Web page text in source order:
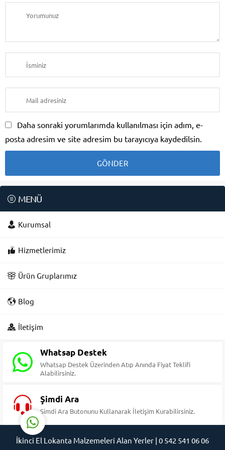
Daha sonraki yorumlarımda kullanılması için adım, e-
posta adresim ve site adresim bu tarayıcıya kaydedilsin.
MENÜ
Kurumsal
Hizmetlerimiz
Ürün Gruplarımız
Blog
İletişim
Whatsap Destek
Whatsap Destek Üzerinden Atıp Anında Fiyat Teklifi
Alabilirsiniz.
Şimdi Ara
Şimdi Ara Butonunu Kullanarak İletişim Kurabilirsiniz.
İkinci El Lokanta Malzemeleri Alan Yerler | 0 542 541 06 06